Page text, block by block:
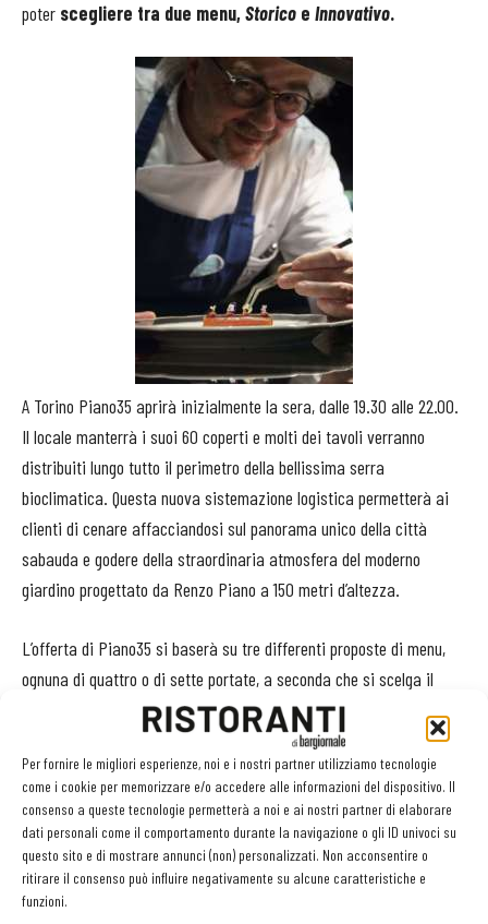
Per fornire le migliori esperienze, noi e i nostri partner utilizziamo tecnologie
come i cookie per memorizzare e/o accedere alle informazioni del dispositivo. Il
consenso a queste tecnologie permetterà a noi e ai nostri partner di elaborare
dati personali come il comportamento durante la navigazione o gli ID univoci su
questo sito e di mostrare annunci (non) personalizzati. Non acconsentire o
ritirare il consenso può influire negativamente su alcune caratteristiche e
funzioni.
poter scegliere tra due menu,Storico e Innovativo.
A Torino Piano35 aprirà inizialmente la sera, dalle 19.30 alle 22.00.
Il locale manterrà i suoi 60 coperti e molti dei tavoli verranno
distribuiti lungo tutto il perimetro della bellissima serra
bioclimatica. Questa nuova sistemazione logistica permetterà ai
clienti di cenare affacciandosi sul panorama unico della città
sabauda e godere della straordinaria atmosfera del moderno
giardino progettato da Renzo Piano a 150 metri d’altezza.
L’offerta di Piano35 si baserà su tre differenti proposte di menu,
ognuna di quattro o di sette portate, a seconda che si scelga il
percorso breve oppure il percorso completo.
Spiega Sacco: «A Piano35 abbiamo pensato a tre percorsi: In
Piemonte, un mio omaggio alla grande tradizione culinaria torinese,
Giro d’Italia, in cui a farla da padrone sarà la materia prima del
Belpaese, per arrivare infine al menu Piccolo Lago a Torino con i
classici stellati del ristorante di Verbania, dal Lingotto del Mergozzo al